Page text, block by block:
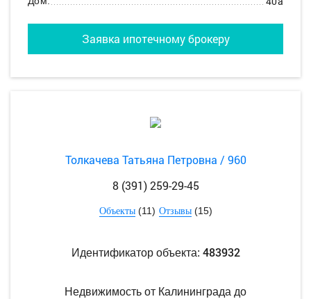
Заявка ипотечному брокеру
Толкачева Татьяна Петровна / 960
8 (391) 259-29-45
Объекты(11) Отзывы(15)
Идентификатор объекта: 483932
Недвижимость от Калининграда до